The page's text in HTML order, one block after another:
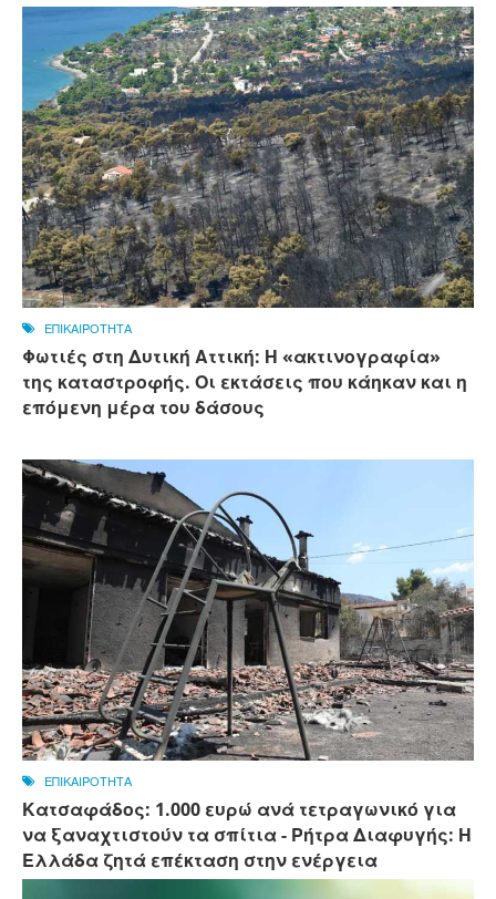
ΕΠΙΚΑΙΡΟΤΗΤΑ
Φωτιές στη Δυτική Αττική: Η «ακτινογραφία»
της καταστροφής. Οι εκτάσεις που κάηκαν και η
επόμενη μέρα του δάσους
ΕΠΙΚΑΙΡΟΤΗΤΑ
Κατσαφάδος: 1.000 ευρώ ανά τετραγωνικό για
να ξαναχτιστούν τα σπίτια - Ρήτρα Διαφυγής: Η
Ελλάδα ζητά επέκταση στην ενέργεια